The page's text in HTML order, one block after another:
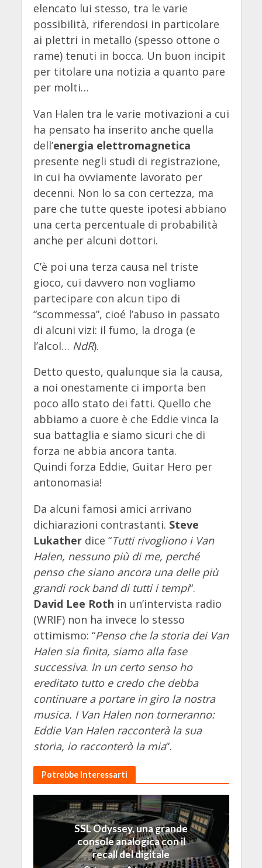
elencato lui stesso, tra le varie
possibilità, riferendosi in particolare
ai plettri in metallo (spesso ottone o
rame) tenuti in bocca. Un buon incipit
per titolare una notizia a quanto pare
per molti…
Van Halen tra le varie motivazioni a cui
ha pensato ha inserito anche quella
dell’energia elettromagnetica
presente negli studi di registrazione,
in cui ha ovviamente lavorato per
decenni. Non lo sa con certezza, ma
pare che tutte queste ipotesi abbiano
una certa percentuale di probabilità
anche per alcuni dottori.
C’è poi una terza causa nel triste
gioco, cui davvero non vogliamo
partecipare con alcun tipo di
“scommessa”, cioé l’abuso in passato
di alcuni vizi: il fumo, la droga (e
l’alcol… NdR).
Detto questo, qualunque sia la causa,
a noi onestamente ci importa ben
poco allo stato dei fatti. Quello che
abbiamo a cuore è che Eddie vinca la
sua battaglia e siamo sicuri che di
forza ne abbia ancora tanta.
Quindi forza Eddie, Guitar Hero per
antonomasia!
Da alcuni famosi amici arrivano
dichiarazioni contrastanti. Steve
Lukatherdice “Tutti rivogliono i Van
Halen, nessuno più di me, perché
penso che siano ancora una delle più
grandi rock band di tutti i tempi“.
David Lee Roth in un’intervista radio
(WRIF) non ha invece lo stesso
ottimismo: “Penso che la storia dei Van
Halen sia finita, siamo alla fase
successiva. In un certo senso ho
ereditato tutto e credo che debba
continuare a portare in giro la nostra
musica. I Van Halen non torneranno:
Eddie Van Halen racconterà la sua
storia, io racconterò la mia“.
Potrebbe Interessarti
SSL Odyssey, una grande
console analogica con il
recall del digitale